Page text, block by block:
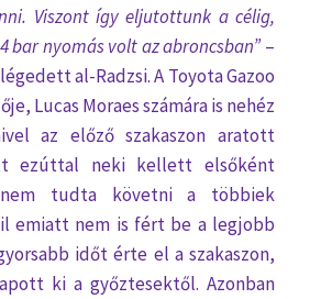
Viszont így eljutottunk a célig,
bar nyomás volt az abroncsban”–
al-Radzsi. A Toyota Gazoo
Lucas Moraes számára is nehéz
az előző szakaszon aratott
ezúttal neki kellett elsőként
tudta követni a többiek
emiatt nem is fért be a legjobb
időt érte el a szakaszon,
ki a győztesektől. Azonban